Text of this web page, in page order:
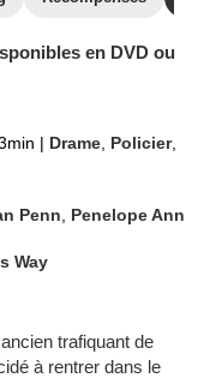
en DVD ou
| Drame Policier,
Penn
Penelope Ann
Way
trafiquant de
à rentrer dans le